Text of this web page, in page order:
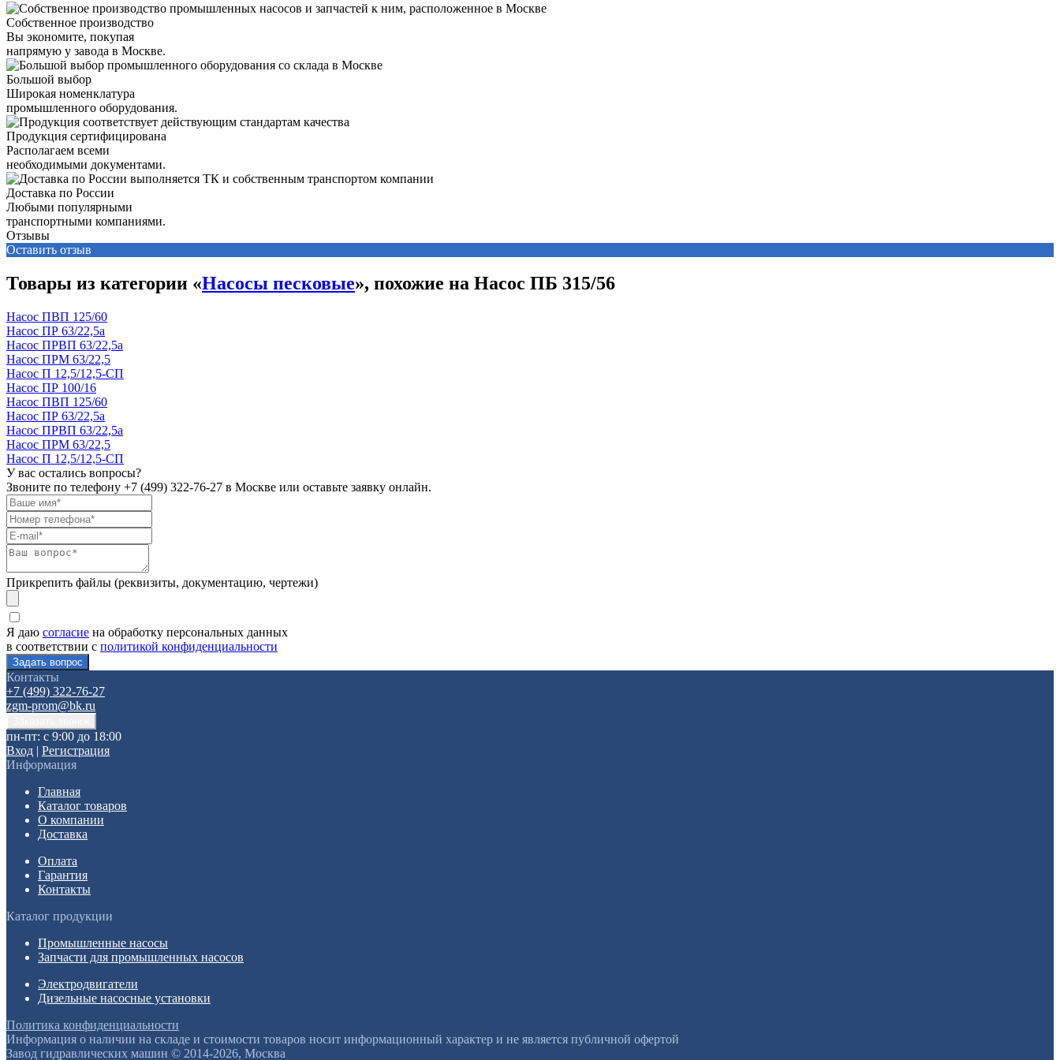
Собственное производство
Вы экономите, покупая
напрямую у завода в Москве.
Большой выбор
Широкая номенклатура
промышленного оборудования.
Продукция сертифицирована
Располагаем всеми
необходимыми документами.
Доставка по России
Любыми популярными
транспортными компаниями.
Отзывы
Оставить отзыв
Товары из категории «Насосы песковые», похожие на Насос ПБ 315/56
Насос ПВП 125/60
Насос ПР 63/22,5а
Насос ПРВП 63/22,5а
Насос ПРМ 63/22,5
Насос П 12,5/12,5-СП
Насос ПР 100/16
Насос ПВП 125/60
Насос ПР 63/22,5а
Насос ПРВП 63/22,5а
Насос ПРМ 63/22,5
Насос П 12,5/12,5-СП
У вас остались вопросы?
Звоните по телефону +7 (499) 322-76-27 в Москве или оставьте заявку онлайн.
Прикрепить файлы (реквизиты, документацию, чертежи)
Я даю согласие на обработку персональных данных
в соответствии с политикой конфиденциальности
Контакты
+7 (499) 322-76-27
zgm-prom@bk.ru
пн-пт: с 9:00 до 18:00
Вход | Регистрация
Информация
Главная
Каталог товаров
О компании
Доставка
Оплата
Гарантия
Контакты
Каталог продукции
Промышленные насосы
Запчасти для промышленных насосов
Электродвигатели
Дизельные насосные установки
Политика конфиденциальности
Информация о наличии на складе и стоимости товаров носит информационный характер и не является публичной офертой
Завод гидравлических машин © 2014-2026, Москва